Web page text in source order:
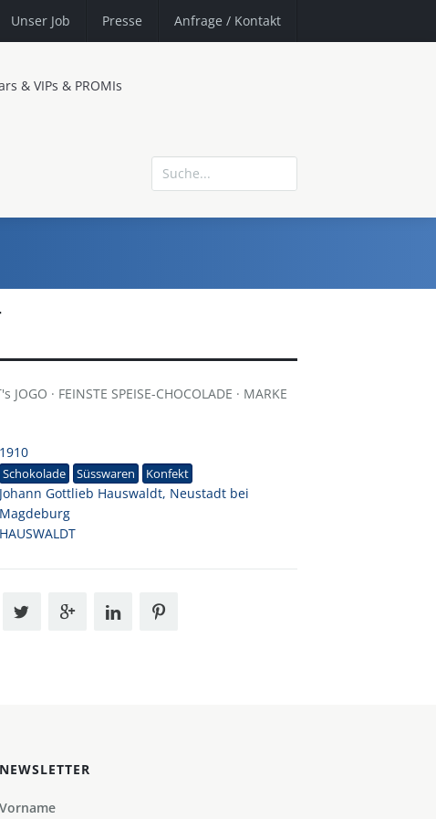
Unser Job Presse Anfrage / Kontakt
& VIPs & PROMIs
JOGO · FEINSTE SPEISE-CHOCOLADE · MARKE
1910
Schokolade Süsswaren Konfekt
Johann Gottlieb Hauswaldt, Neustadt bei
Magdeburg
HAUSWALDT
NEWSLETTER
Vorname